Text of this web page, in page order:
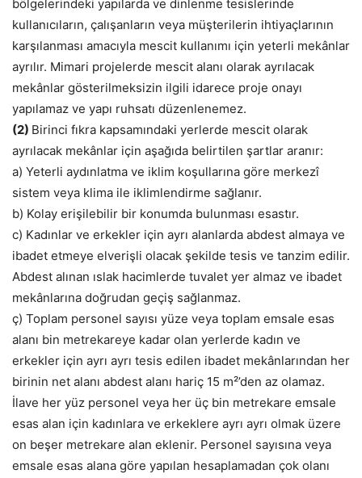
bölgelerindeki yapılarda ve dinlenme tesislerinde
kullanıcıların, çalışanların veya müşterilerin ihtiyaçlarının
karşılanması amacıyla mescit kullanımı için yeterli mekânlar
ayrılır. Mimari projelerde mescit alanı olarak ayrılacak
mekânlar gösterilmeksizin ilgili idarece proje onayı
yapılamaz ve yapı ruhsatı düzenlenemez.
(2) Birinci fıkra kapsamındaki yerlerde mescit olarak
ayrılacak mekânlar için aşağıda belirtilen şartlar aranır:
a) Yeterli aydınlatma ve iklim koşullarına göre merkezî
sistem veya klima ile iklimlendirme sağlanır.
b) Kolay erişilebilir bir konumda bulunması esastır.
c) Kadınlar ve erkekler için ayrı alanlarda abdest almaya ve
ibadet etmeye elverişli olacak şekilde tesis ve tanzim edilir.
Abdest alınan ıslak hacimlerde tuvalet yer almaz ve ibadet
mekânlarına doğrudan geçiş sağlanmaz.
ç) Toplam personel sayısı yüze veya toplam emsale esas
alanı bin metrekareye kadar olan yerlerde kadın ve
erkekler için ayrı ayrı tesis edilen ibadet mekânlarından her
birinin net alanı abdest alanı hariç 15 m²’den az olamaz.
İlave her yüz personel veya her üç bin metrekare emsale
esas alan için kadınlara ve erkeklere ayrı ayrı olmak üzere
on beşer metrekare alan eklenir. Personel sayısına veya
emsale esas alana göre yapılan hesaplamadan çok olanı